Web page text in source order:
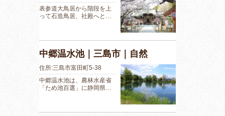
表参道大鳥居から階段を上
って石造鳥居、社殿へと…
中郷温水池｜三島市｜自然
住所:三島市富田町5-38
中郷温水池は、農林水産省
「ため池百選」に静岡県…